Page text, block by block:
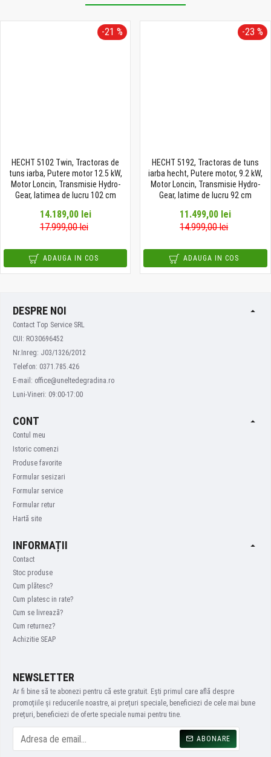
-21 %
HECHT 5102 Twin, Tractoras de
tuns iarba, Putere motor 12.5 kW,
Motor Loncin, Transmisie Hydro-
Gear, latimea de lucru 102 cm
14.189,00 lei
17.999,00 lei
ADAUGA IN COS
-23 %
HECHT 5192, Tractoras de tuns
iarba hecht, Putere motor, 9.2 kW,
Motor Loncin, Transmisie Hydro-
Gear, latime de lucru 92 cm
11.499,00 lei
14.999,00 lei
ADAUGA IN COS
DESPRE NOI
Contact Top Service SRL
CUI: RO30696452
Nr.Inreg: J03/1326/2012
Telefon: 0371.785.426
E-mail: office@uneltedegradina.ro
Luni-Vineri: 09:00-17:00
CONT
Contul meu
Istoric comenzi
Produse favorite
Formular sesizari
Formular service
Formular retur
Hartă site
INFORMAȚII
Contact
Stoc produse
Cum plătesc?
Cum platesc in rate?
Cum se livrează?
Cum returnez?
Achizitie SEAP
NEWSLETTER
Ar fi bine să te abonezi pentru că este gratuit. Ești primul care află despre
promoțiile și reducerile noastre, ai prețuri speciale, beneficiezi de cele mai bune
prețuri, beneficiezi de oferte speciale numai pentru tine.
ABONARE